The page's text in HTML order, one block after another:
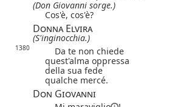
(Don Giovanni sorge.)
Cos'è, cos'è?
Donna Elvira
(S'inginocchia.)
1380
Da te non chiede
quest'alma oppressa
della sua fede
qualche mercé.
Don Giovanni